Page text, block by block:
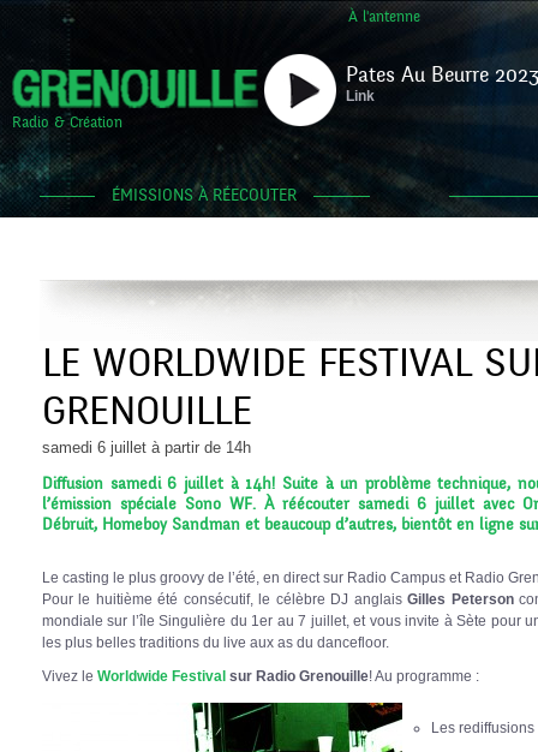
À l'antenne
Radio & Création
Pates Au Beurre
Link
ÉMISSIONS À RÉECOUTER
LE WORLDWIDE FESTIVAL
GRENOUILLE
samedi 6 juillet à partir de 14h
Diffusion samedi 6 juillet à 14h! Suite à un problème technique,
l’émission spéciale Sono WF. À réécouter samedi 6 juillet avec
Débruit, Homeboy Sandman et beaucoup d’autres, bientôt en ligne
Le casting le plus groovy de l’été, en direct sur Radio Campus et Radio
Pour le huitième été consécutif, le célèbre DJ anglaisGilles Peterson
mondiale sur l’île Singulière du 1er au 7 juillet, et vous invite à Sète pour
les plus belles traditions du live aux as du dancefloor.
Vivez le Worldwide Festival sur Radio Grenouille! Au programme :
Les rediffusions